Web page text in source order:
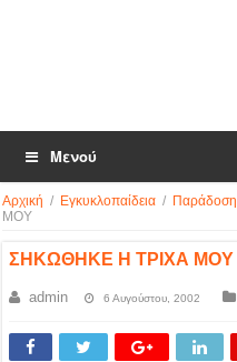
Μενού
Αρχική / Εγκυκλοπαίδεια / Παράδοση
ΜΟΥ
ΣΗΚΩΘΗΚΕ Η ΤΡΙΧΑ ΜΟΥ
admin 6 Αυγούστου, 2002